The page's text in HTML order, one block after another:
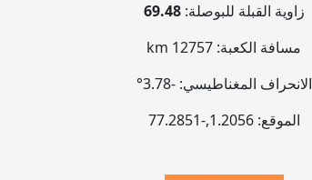
زاوية القبلة للبوصلة:69.48
مسافة الكعبة: 12757 km
الانحراف المغناطيسي:-3.78°
الموقع:1.2056
,
-77.2851